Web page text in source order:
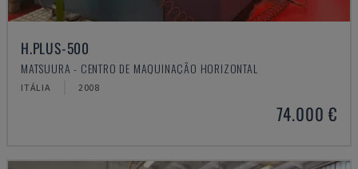
H.PLUS-500
MATSUURA - CENTRO DE MAQUINAÇÃO HORIZONTAL
ITÁLIA 2008
74.000 €